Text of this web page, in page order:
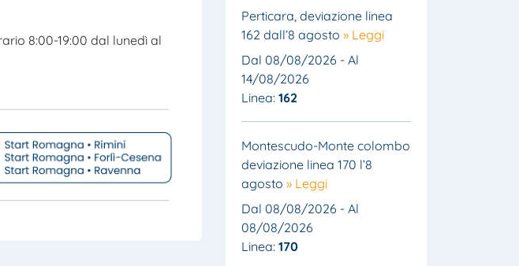
8:00-19:00 dal lunedì al
Perticara, deviazione linea
162 dall’8 agosto » Leggi
Dal 08/08/2026 - Al
14/08/2026
Linea: 162
Montescudo-Monte colombo
deviazione linea 170 l’8
agosto » Leggi
Dal 08/08/2026 - Al
08/08/2026
Linea: 170